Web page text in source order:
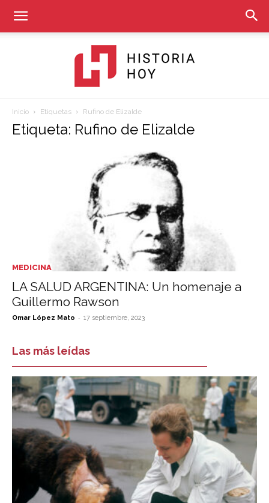
Historia
Hoy
Inicio Etiquetas Rufino de Elizalde
Etiqueta: Rufino de Elizalde
MEDICINA
LA SALUD ARGENTINA: Un homenaje a
Guillermo Rawson
Omar López Mato - 17 septiembre, 2023
Las más leídas